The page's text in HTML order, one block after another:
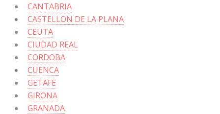
CANTABRIA
CASTELLON DE LA PLANA
CEUTA
CIUDAD REAL
CORDOBA
CUENCA
GETAFE
GIRONA
GRANADA